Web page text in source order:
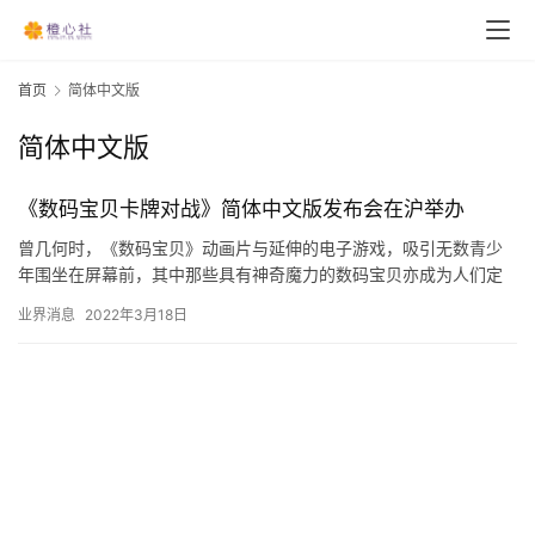
首页 简体中文版
简体中文版
《数码宝贝卡牌对战》简体中文版发布会在沪举办
曾几何时，《数码宝贝》动画片与延伸的电子游戏，吸引无数青少
年围坐在屏幕前，其中那些具有神奇魔力的数码宝贝亦成为人们定
业界消息 2022年3月18日